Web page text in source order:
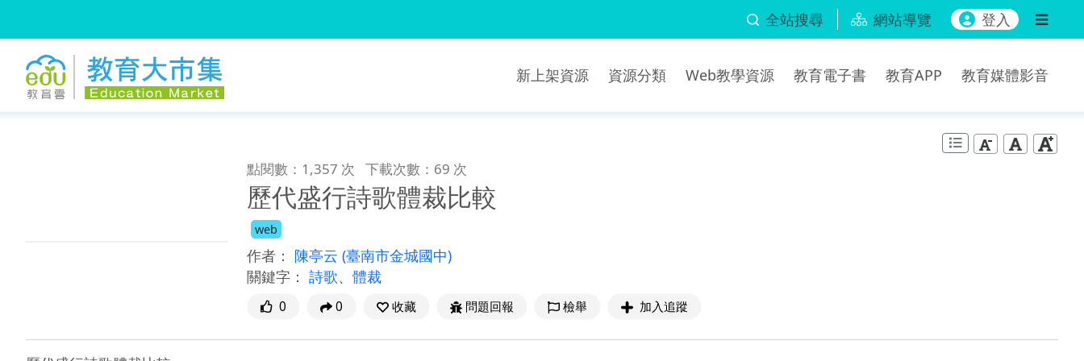
全站搜尋 網站導覽 登入
新上架資源 資源分類 Web教學資源 教育電子書 教育APP 教育媒體影音
點閱數：1,357 次 下載次數：69 次
歷代盛行詩歌體裁比較
web
作者： 陳亭云 (臺南市金城國中)
關鍵字： 詩歌、 體裁
0 0 收藏 問題回報 檢舉 加入追蹤